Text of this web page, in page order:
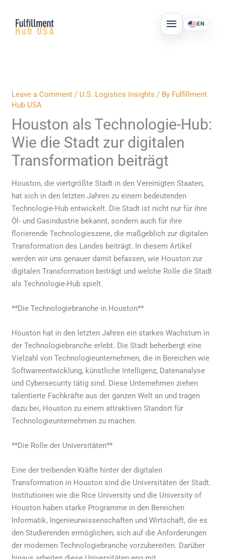
content
MAIN
MENU
EN
Leave a Comment / U.S. Logistics Insights / By Fulfillment
Hub USA
Houston als Technologie-Hub:
Wie die Stadt zur digitalen
Transformation beiträgt
Houston, die viertgrößte Stadt in den Vereinigten Staaten,
hat sich in den letzten Jahren zu einem bedeutenden
Technologie-Hub entwickelt. Die Stadt ist nicht nur für ihre
Öl- und Gasindustrie bekannt, sondern auch für ihre
florierende Technologieszene, die maßgeblich zur digitalen
Transformation des Landes beiträgt. In diesem Artikel
werden wir uns genauer damit befassen, wie Houston zur
digitalen Transformation beiträgt und welche Rolle die Stadt
als Technologie-Hub spielt.
**Die Technologiebranche in Houston**
Houston hat in den letzten Jahren ein starkes Wachstum in
der Technologiebranche erlebt. Die Stadt beherbergt eine
Vielzahl von Technologieunternehmen, die in Bereichen wie
Softwareentwicklung, künstliche Intelligenz, Datenanalyse
und Cybersecurity tätig sind. Diese Unternehmen ziehen
talentierte Fachkräfte aus der ganzen Welt an und tragen
dazu bei, Houston zu einem attraktiven Standort für
Technologieunternehmen zu machen.
**Die Rolle der Universitäten**
Eine der treibenden Kräfte hinter der digitalen
Transformation in Houston sind die Universitäten der Stadt.
Institutionen wie die Rice University und die University of
Houston haben starke Programme in den Bereichen
Informatik, Ingenieurwissenschaften und Wirtschaft, die es
den Studierenden ermöglichen, sich auf die Anforderungen
der modernen Technologiebranche vorzubereiten. Darüber